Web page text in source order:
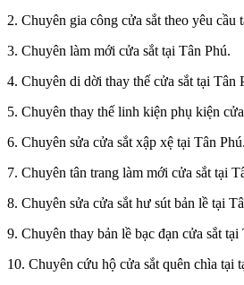
2. Chuyên gia công cửa sắt theo yêu cầu
3. Chuyên làm mới cửa sắt tại Tân Phú.
4. Chuyên di dời thay thế cửa sắt tại Tân
5. Chuyên thay thế linh kiện phụ kiện
6. Chuyên sửa cửa sắt xập xệ tại Tân Phú.
7. Chuyên tân trang làm mới cửa sắt tại
8. Chuyên sửa cửa sắt hư sút bản lề tại
9. Chuyên thay bản lề bạc đạn cửa sắt tại
10. Chuyên cứu hộ cửa sắt quên chìa tại